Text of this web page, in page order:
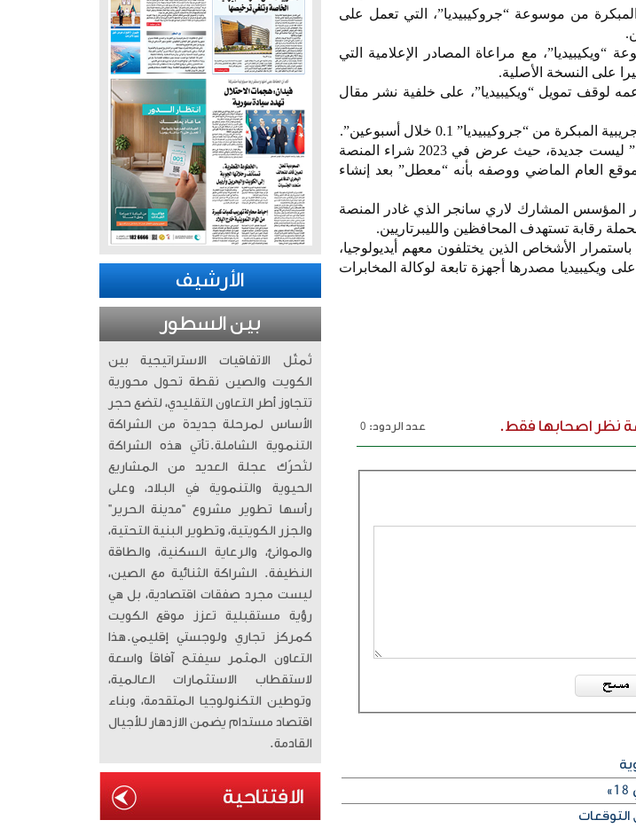
المبكرة من موسوعة “جروكيبيديا”، التي تعمل على
مع مراعاة المصادر الإعلامية التي
على النسخة الأصلية.
تمويل “ويكيبيديا”، على خلفية نشر مقال
“جروكيبيديا” 0.1 خلال أسبوعين”.
يذكر أن هجمات ماسك على ما يسميها “ويكيبيديا المستيقظة” ليست جديدة، حيث عرض في 2023 شراء المنصة
العام الماضي ووصفه بأنه “معطل” بعد إنشاء
المؤسس المشارك لاري سانجر الذي غادر المنصة
الأشخاص الذين يختلفون معهم أيديولوجيا،
مصدرها أجهزة تابعة لوكالة المخابرات
نظر اصحابها فقط.
عدد الردود: 0
التوقعات
الأرشيف
بين السطور
تُمثّل الاتفاقيات الاستراتيجية بين
الكويت والصين نقطة تحول محورية
تتجاوز أطر التعاون التقليدي، لتضع حجر
الأساس لمرحلة جديدة من الشراكة
التنموية الشاملة. ​تأتي هذه الشراكة
لتُحرّك عجلة العديد من المشاريع
الحيوية والتنموية في البلاد، وعلى
رأسها تطوير مشروع “مدينة الحرير”
والجزر الكويتية، وتطوير البنية التحتية،
والموانئ، والرعاية السكنية، والطاقة
النظيفة. الشراكة الثنائية مع الصين،
ليست مجرد صفقات اقتصادية، بل هي
رؤية مستقبلية تعزز موقع الكويت
كمركز تجاري ولوجستي إقليمي. ​هذا
التعاون المثمر سيفتح آفاقاً واسعة
لاستقطاب الاستثمارات العالمية،
وتوطين التكنولوجيا المتقدمة، وبناء
اقتصاد مستدام يضمن الازدهار للأجيال
القادمة.